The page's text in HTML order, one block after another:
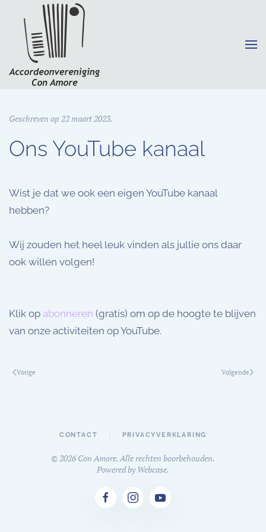
Terug naar hoofdinhoud
Geschreven op 22 maart 2023.
Ons YouTube kanaal
Wist je dat we ook een eigen YouTube kanaal
hebben?
Wij zouden het heel leuk vinden als jullie ons daar
ook willen volgen!
Klik op abonneren (gratis) om op de hoogte te blijven
van onze activiteiten op YouTube.
Vorige Volgende
CONTACT PRIVACYVERKLARING
©2026Con Amore. Alle rechten boorbehouden.
Powered byWebcase.